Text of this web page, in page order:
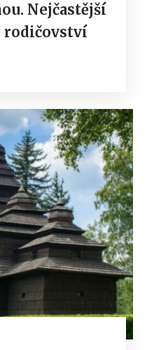
Nejčastější
rodičovství